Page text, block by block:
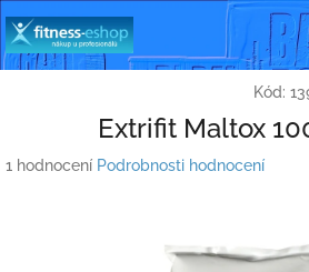
na
obsah
Kód:
Extrifit Maltox
Průměrné
1 hodnocení Podrobnosti hodnocení